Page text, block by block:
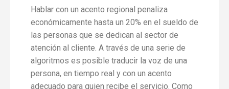
Hablar con un acento regional penaliza
económicamente hasta un 20% en el sueldo de
las personas que se dedican al sector de
atención al cliente. A través de una serie de
algoritmos es posible traducir la voz de una
persona, en tiempo real y con un acento
adecuado para quien recibe el servicio. Como